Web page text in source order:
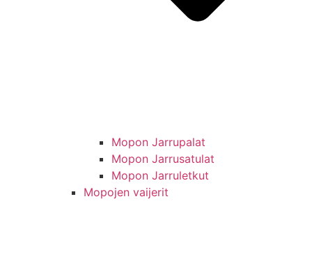
Mopon Jarrupalat
Mopon Jarrusatulat
Mopon Jarruletkut
Mopojen vaijerit